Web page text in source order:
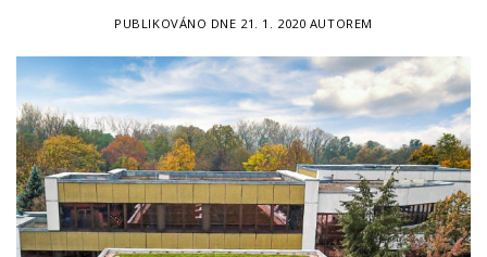
PUBLIKOVÁNO DNE 21. 1. 2020 AUTOREM